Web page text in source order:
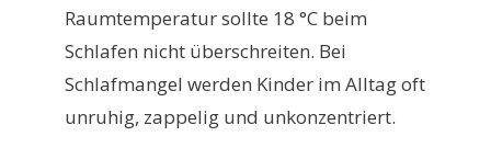
Raumtemperatur sollte 18 °C beim
Schlafen nicht überschreiten. Bei
Schlafmangel werden Kinder im Alltag oft
unruhig, zappelig und unkonzentriert.